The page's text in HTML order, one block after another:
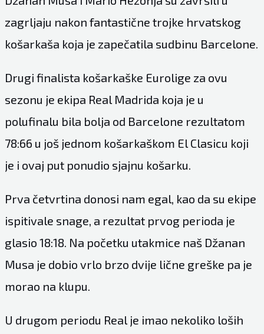
zagrljaju nakon fantastične trojke hrvatskog
košarkaša koja je zapečatila sudbinu Barcelone.
Drugi finalista košarkaške Eurolige za ovu
sezonu je ekipa Real Madrida koja je u
polufinalu bila bolja od Barcelone rezultatom
78:66 u još jednom košarkaškom El Clasicu koji
je i ovaj put ponudio sjajnu košarku.
Prva četvrtina donosi nam egal, kao da su ekipe
ispitivale snage, a rezultat prvog perioda je
glasio 18:18. Na početku utakmice naš Džanan
Musa je dobio vrlo brzo dvije lične greške pa je
morao na klupu.
U drugom periodu Real je imao nekoliko loših